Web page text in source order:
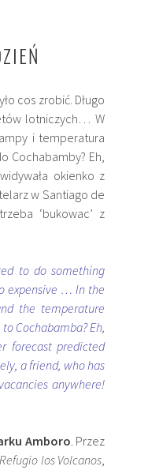
cos zrobić. Długo
lotniczych… W
i temperatura
Cochabamby? Eh,
okienko z
w Santiago de
‘bukowac’ z
to do something
expensive … In the
the temperature
Cochabamba? Eh,
forecast predicted
a friend, who has
anywhere!
Amboro. Przez
los Volcanos,